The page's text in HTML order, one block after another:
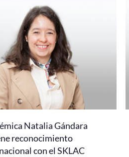
Natalia Gándara
reconocimiento
con el SKLAC